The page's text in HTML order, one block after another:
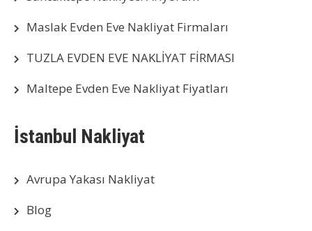
Maslak Evden Eve Nakliyat Firmaları
TUZLA EVDEN EVE NAKLİYAT FİRMASI
Maltepe Evden Eve Nakliyat Fiyatları
İstanbul Nakliyat
Avrupa Yakası Nakliyat
Blog